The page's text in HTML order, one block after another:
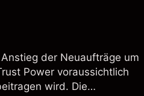
verlässlicher Indikator für
der Neuaufträge um
Power voraussichtlich
wird. Die